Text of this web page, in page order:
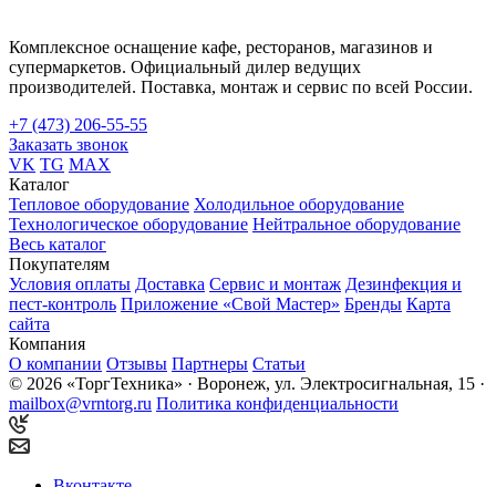
Комплексное оснащение кафе, ресторанов, магазинов и
супермаркетов. Официальный дилер ведущих
производителей. Поставка, монтаж и сервис по всей России.
+7 (473) 206-55-55
Заказать звонок
VK TG MAX
Каталог
Тепловое оборудование Холодильное оборудование
Технологическое оборудование Нейтральное оборудование
Весь каталог
Покупателям
Условия оплаты Доставка Сервис и монтаж Дезинфекция и
пест-контроль Приложение «Свой Мастер» Бренды Карта
сайта
Компания
О компании Отзывы Партнеры Статьи
© 2026 «ТоргТехника» · Воронеж, ул. Электросигнальная, 15 ·
mailbox@vrntorg.ru Политика конфиденциальности